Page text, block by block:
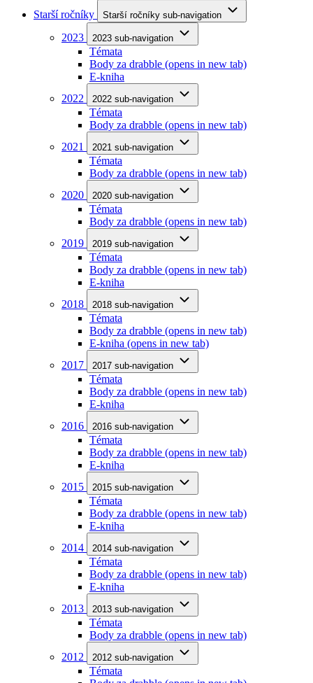
Starší ročníky
Starší ročníky sub-navigation
2023 2023 sub-navigation
Témata
Body za drabble (opens in new tab)
E-kniha
2022
2022 sub-navigation
Témata
Body za drabble (opens in new tab)
2021
2021 sub-navigation
Témata
Body za drabble (opens in new tab)
2020
2020 sub-navigation
Témata
Body za drabble (opens in new tab)
2019
2019 sub-navigation
Témata
Body za drabble (opens in new tab)
E-kniha
2018
2018 sub-navigation
Témata
Body za drabble (opens in new tab)
E-kniha (opens in new tab)
2017
2017 sub-navigation
Témata
Body za drabble (opens in new tab)
E-kniha
2016
2016 sub-navigation
Témata
Body za drabble (opens in new tab)
E-kniha
2015
2015 sub-navigation
Témata
Body za drabble (opens in new tab)
E-kniha
2014
2014 sub-navigation
Témata
Body za drabble (opens in new tab)
E-kniha
2013
2013 sub-navigation
Témata
Body za drabble (opens in new tab)
2012
2012 sub-navigation
Témata